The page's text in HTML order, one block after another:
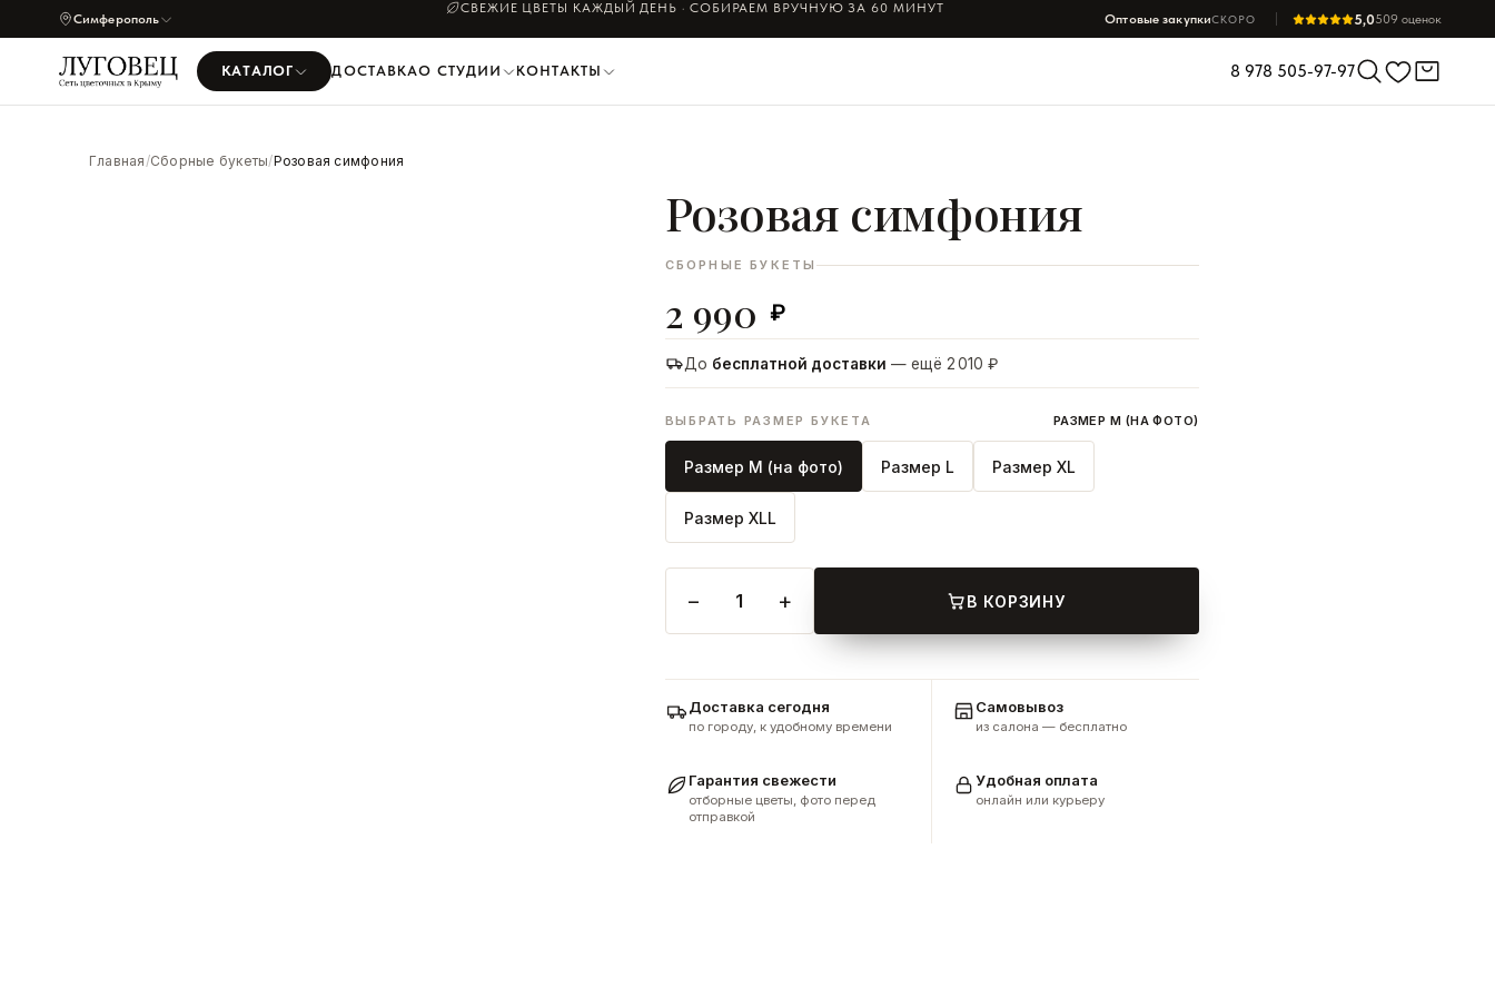
Симферополь
СВЕЖИЕ ЦВЕТЫ КАЖДЫЙ ДЕНЬ · СОБИРАЕМ ВРУЧНУЮ ЗА 60 МИНУТ
Оптовые закупкиСКОРО 5,0509 оценок
КАТАЛОГ ДОСТАВКАО СТУДИИ КОНТАКТЫ 8 978 505-97-97
Главная/Сборные букеты/Розовая симфония
УВЕЛИЧИТЬ
Розовая симфония
СБОРНЫЕ БУКЕТЫ
2 990 ₽
До бесплатной доставки — ещё 2 010 ₽
ВЫБРАТЬ РАЗМЕР БУКЕТА РАЗМЕР M (НА ФОТО)
Размер M (на фото) Размер L Размер XL
Размер XLL
− 1 + В КОРЗИНУ
ДОБАВИТЬ В КОРЗИНУ
Доставка сегодня
по городу, к удобному времени
Самовывоз
из салона — бесплатно
Гарантия свежести
отборные цветы, фото перед
отправкой
Удобная оплата
онлайн или курьеру